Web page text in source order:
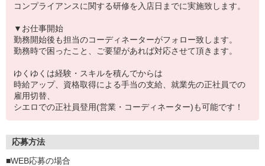
コンプライアンスに関する研修を入店日までに実施致します。
▼お仕事開始
勤務開始後も担当のコーディネーターがフォロー致します。
勤務時で困ったこと、ご要望があれば対応させて頂きます。
ゆくゆくは経験・スキルを積んでからは
時給アップ、資格取得による手当の支給、就業先の正社員での
雇用切替、
シエロでの正社員登用(営業・コーディネーター)も可能です！
応募方法
■WEB応募の場合